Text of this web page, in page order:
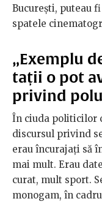
București, puteau
spatele
„Exemplu
tații o pot
privind
În ciuda politicilor
discursul privind
erau încurajați să
mai mult. Erau
curat, mult sport.
monogam, în